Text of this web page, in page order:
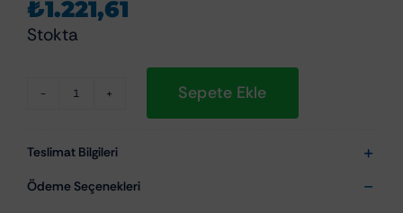
₺1.221,61
Stokta
Koch Chemie
NMPC
500 ml
Sepete Ekle
Teslimat Bilgileri
Ödeme Seçenekleri